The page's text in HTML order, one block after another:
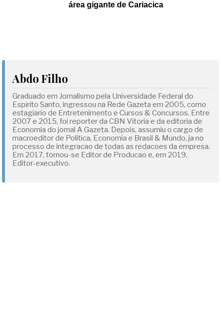
área gigante de Cariacica
Abdo Filho
Graduado em Jornalismo pela Universidade Federal do
Espirito Santo, ingressou na Rede Gazeta em 2005, como
estagiario de Entretenimento e Cursos & Concursos. Entre
2007 e 2015, foi reporter da CBN Vitoria e da editoria de
Economia do jornal A Gazeta. Depois, assumiu o cargo de
macroeditor de Politica, Economia e Brasil & Mundo, ja no
processo de integracao de todas as redacoes da empresa.
Em 2017, tornou-se Editor de Producao e, em 2019,
Editor-executivo.